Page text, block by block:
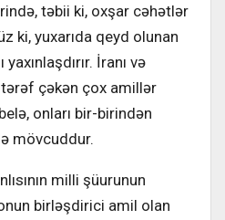
təbii ki, oxşar cəhətlər
ki, yuxarıda qeyd olunan
İranı və
çəkən çox amillər
onları bir-birindən
mövcuddur.
milli şüurunun
birləşdirici amil olan